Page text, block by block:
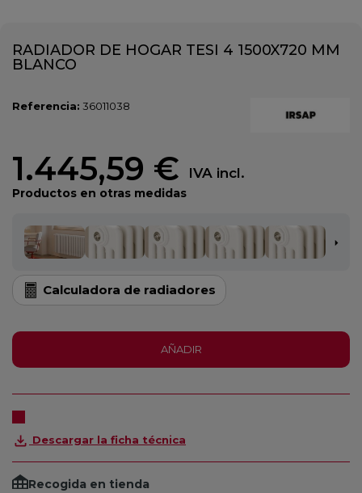
RADIADOR DE HOGAR TESI 4 1500X720 MM
BLANCO
Referencia: 36011038
1.445,59 € IVA incl.
Productos en otras medidas
Calculadora de radiadores
AÑADIR
Descargar la ficha técnica
Recogida en tienda